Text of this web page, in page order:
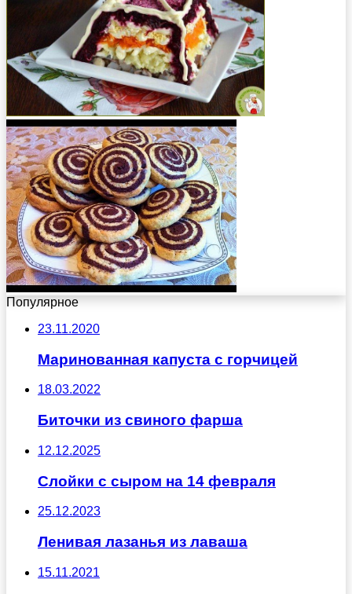
Популярное
23.11.2020
Маринованная капуста с горчицей
18.03.2022
Биточки из свиного фарша
12.12.2025
Слойки с сыром на 14 февраля
25.12.2023
Ленивая лазанья из лаваша
15.11.2021